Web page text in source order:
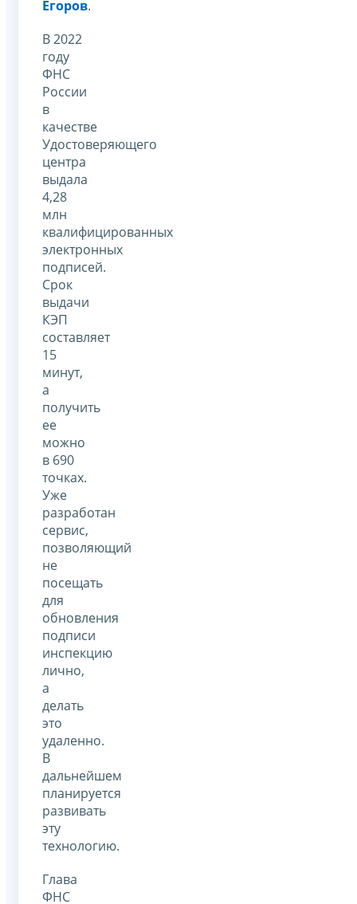
Егоров.
В 2022
году
ФНС
России
в
качестве
Удостоверяющего
центра
выдала
4,28
млн
квалифицированных
электронных
подписей.
Срок
выдачи
КЭП
составляет
15
минут,
а
получить
ее
можно
в 690
точках.
Уже
разработан
сервис,
позволяющий
не
посещать
для
обновления
подписи
инспекцию
лично,
а
делать
это
удаленно.
В
дальнейшем
планируется
развивать
эту
технологию.
Глава
ФНС